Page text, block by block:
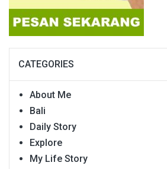
CATEGORIES
About Me
Bali
Daily Story
Explore
My Life Story